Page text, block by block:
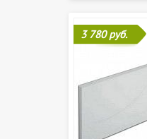
3 780 руб.